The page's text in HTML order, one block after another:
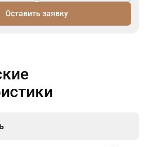
Оставить заявку